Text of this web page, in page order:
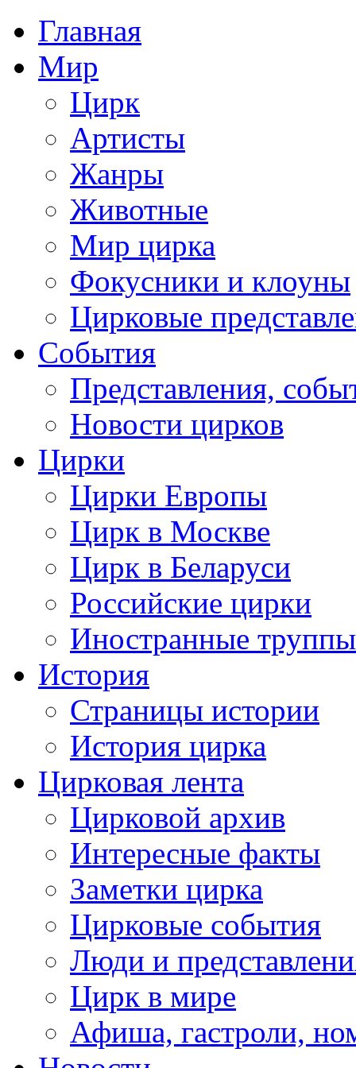
Главная
Мир
Цирк
Артисты
Жанры
Животные
Мир цирка
Фокусники и клоуны
Цирковые
События
Представления,
Новости цирков
Цирки
Цирки Европы
Цирк в Москве
Цирк в Беларуси
Российские цирки
Иностранные труппы
История
Страницы истории
История цирка
Цирковая лента
Цирковой архив
Интересные факты
Заметки цирка
Цирковые события
Люди и
Цирк в мире
Афиша, гастроли,